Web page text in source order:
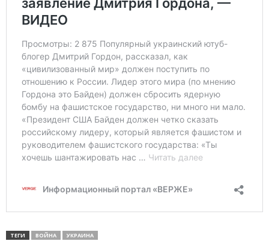
ТЕГИ ВОЙНА УКРАИНА